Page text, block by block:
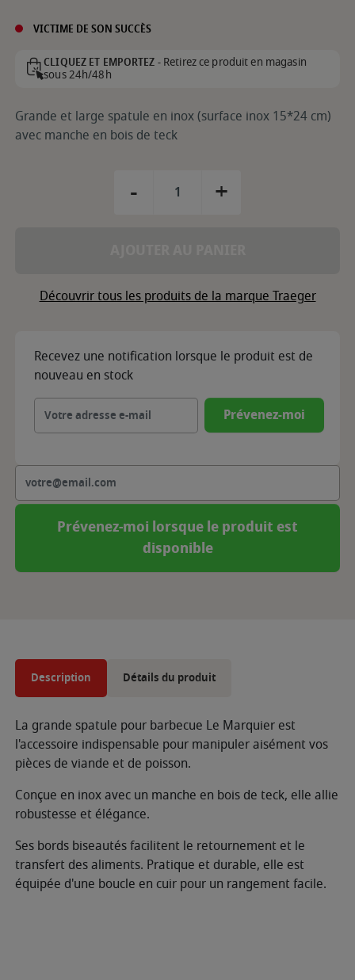
VICTIME DE SON SUCCÈS
CLIQUEZ ET EMPORTEZ -Retirez ce produit en magasin
sous 24h/48h
Grande et large spatule en inox (surface inox 15*24 cm)
avec manche en bois de teck
- +
Découvrir tous les produits de la marque Traeger
Recevez une notification lorsque le produit est de
nouveau en stock
Prévenez-moi
Prévenez-moi lorsque le produit est
disponible
Description Détails du produit
La grande spatule pour barbecue Le Marquier est
l'accessoire indispensable pour manipuler aisément vos
pièces de viande et de poisson.
Conçue en inox avec un manche en bois de teck, elle allie
robustesse et élégance.
Ses bords biseautés facilitent le retournement et le
transfert des aliments. Pratique et durable, elle est
équipée d'une boucle en cuir pour un rangement facile.